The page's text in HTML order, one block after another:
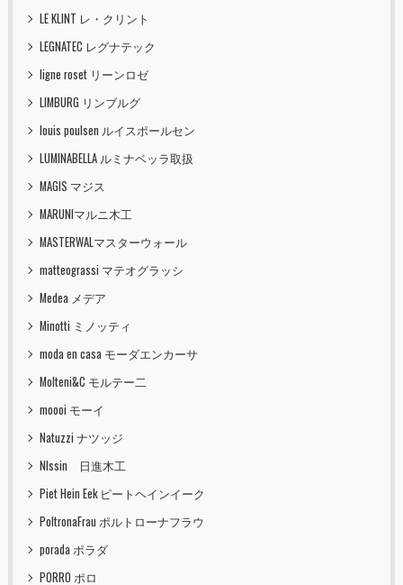
LE KLINT レ・クリント
LEGNATEC レグナテック
ligne roset リーンロゼ
LIMBURG リンブルグ
louis poulsen ルイスポールセン
LUMINABELLA ルミナベッラ取扱
MAGIS マジス
MARUNIマルニ木工
MASTERWALマスターウォール
matteograssi マテオグラッシ
Medea メデア
Minotti ミノッティ
moda en casa モーダエンカーサ
Molteni&C モルテー二
moooi モーイ
Natuzzi ナツッジ
NIssin 日進木工
Piet Hein Eek ピートヘインイーク
PoltronaFrau ポルトローナフラウ
porada ポラダ
PORRO ポロ